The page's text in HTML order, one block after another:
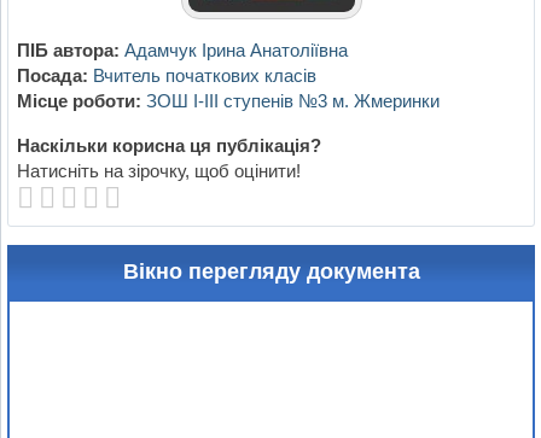
ПІБ автора: Адамчук Ірина Анатоліївна
Посада: Вчитель початкових класів
Місце роботи: ЗОШ І-ІІІ ступенів №3 м. Жмеринки
Наскільки корисна ця публікація?
Натисніть на зірочку, щоб оцінити!
Вікно перегляду документа